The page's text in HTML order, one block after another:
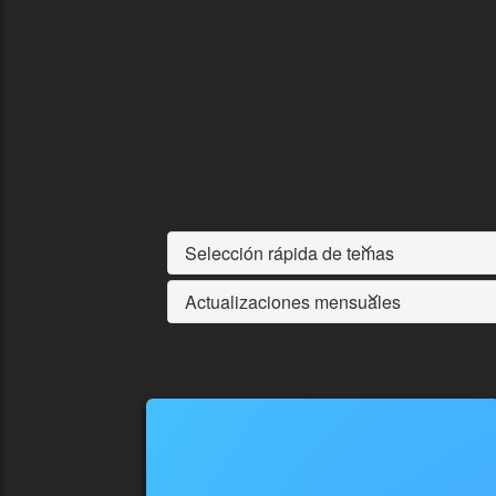
Selección rápida de temas
Actualizaciones mensuales